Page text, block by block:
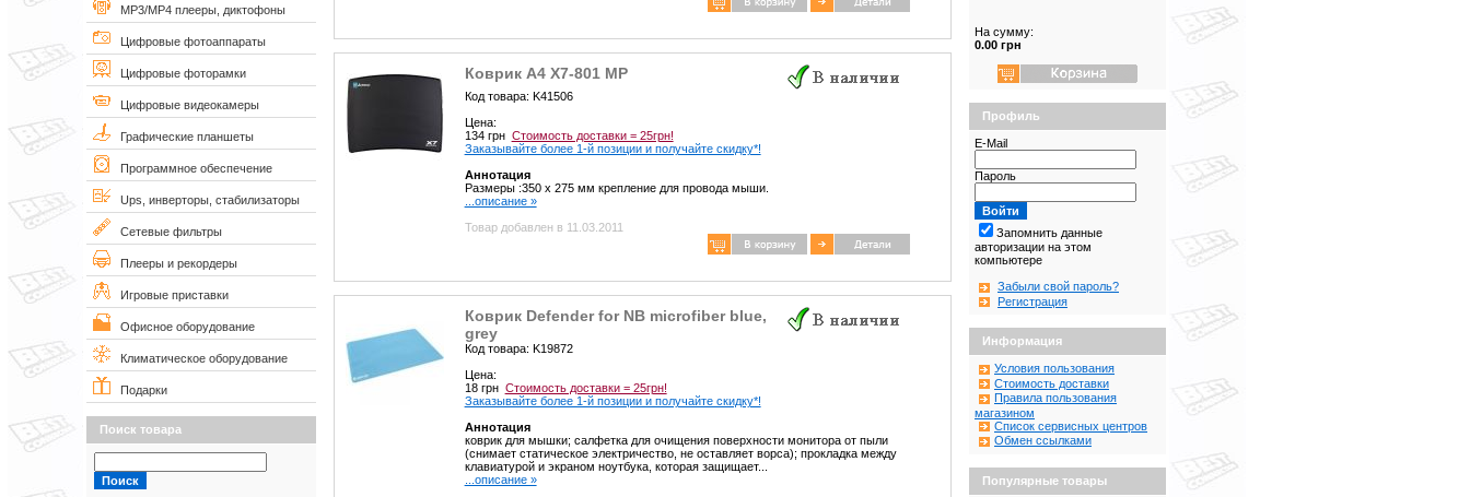
MP3/MP4 плееры, диктофоны
Цифровые фотоаппараты
Цифровые фоторамки
Цифровые видеокамеры
Графические планшеты
Программное обеспечение
Ups, инверторы, стабилизаторы
Сетевые фильтры
Плееры и рекордеры
Игровые приставки
Офисное оборудование
Климатическое оборудование
Подарки
Поиск товара
Коврик A4 X7-801 MP
Код товара: K41506
Цена:
134 грн Стоимость доставки = 25грн!
Заказывайте более 1-й позиции и получайте скидку*!
Аннотация
Размеры :350 х 275 мм крепление для провода мыши.
...описание »
Товар добавлен в 11.03.2011
Коврик Defender for NB microfiber blue,
grey
Код товара: K19872
Цена:
18 грн Стоимость доставки = 25грн!
Заказывайте более 1-й позиции и получайте скидку*!
Аннотация
коврик для мышки; салфетка для очищения поверхности монитора от пыли
(снимает статическое электричество, не оставляет ворса); прокладка между
клавиатурой и экраном ноутбука, которая защищает...
...описание »
На сумму:
0.00 грн
Профиль
E-Mail
Пароль
Запомнить данные
авторизации на этом
компьютере
Забыли свой пароль?
Регистрация
Информация
Условия пользования
Стоимость доставки
Правила пользования
магазином
Список сервисных центров
Обмен ссылками
Популярные товары